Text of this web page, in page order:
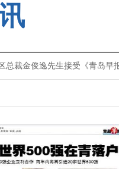
总裁金俊逸先生接受《青岛早